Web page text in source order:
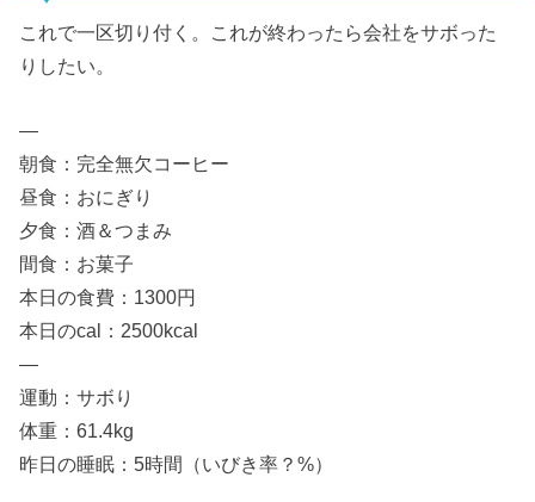
これで一区切り付く。これが終わったら会社をサボった
りしたい。
—
朝食：完全無欠コーヒー
昼食：おにぎり
夕食：酒＆つまみ
間食：お菓子
本日の食費：1300円
本日のcal：2500kcal
—
運動：サボり
体重：61.4kg
昨日の睡眠：5時間（いびき率？%）